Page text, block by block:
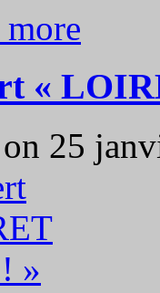
more
«
on 25